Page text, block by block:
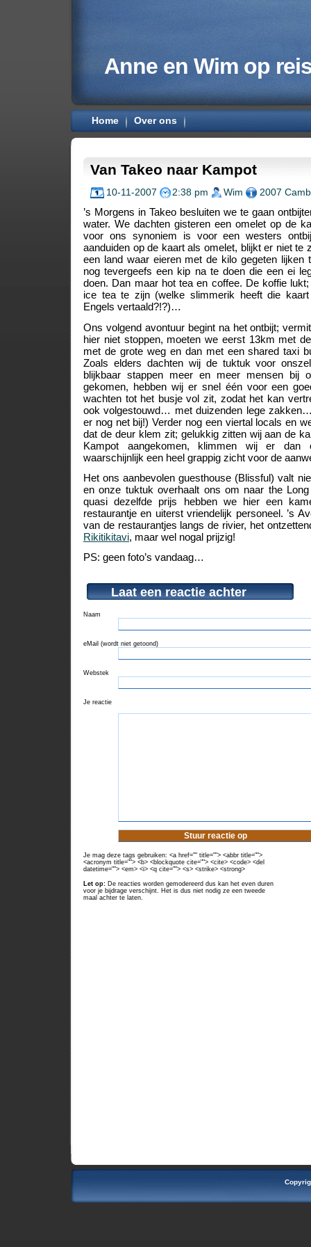
Anne en Wim op
Home Over ons
Van Takeo naar Kampot
10-11-2007 2:38 pm Wim 2007
’s Morgens in Takeo besluiten we te gaan
water. We dachten gisteren een omelet op de
voor ons synoniem is voor een westers
aanduiden op de kaart als omelet, blijkt er niet te
een land waar eieren met de kilo gegeten
nog tevergeefs een kip na te doen die een ei
doen. Dan maar hot tea en coffee. De koffie
ice tea te zijn (welke slimmerik heeft die
Engels vertaald?!?)…
Ons volgend avontuur begint na het ontbijt;
hier niet stoppen, moeten we eerst 13km met
met de grote weg en dan met een shared taxi
Zoals elders dachten wij de tuktuk voor
blijkbaar stappen meer en meer mensen bij
gekomen, hebben wij er snel één voor een
wachten tot het busje vol zit, zodat het kan
ook volgestouwd… met duizenden lege
er nog net bij!) Verder nog een viertal locals en
dat de deur klem zit; gelukkig zitten wij aan de
Kampot aangekomen, klimmen wij er
waarschijnlijk een heel grappig zicht voor de
Het ons aanbevolen guesthouse (Blissful) valt
en onze tuktuk overhaalt ons om naar the
quasi dezelfde prijs hebben we hier een
restaurantje en uiterst vriendelijk personeel. ’s
van de restaurantjes langs de rivier, het
Rikitikitavi, maar wel nogal prijzig!
PS: geen foto’s vandaag…
Laat een reactie achter
Naam
eMail (wordt niet getoond)
Webstek
Je reactie
Je mag deze tags gebruiken: <a href="" title=""> <abbr title="">
<acronym title=""> <b> <blockquote cite=""> <cite> <code> <del
datetime=""> <em> <i> <q cite=""> <s> <strike> <strong>
Let op: De reacties worden gemodereerd dus kan het even duren
voor je bijdrage verschijnt. Het is dus niet nodig ze een tweede
maal achter te laten.